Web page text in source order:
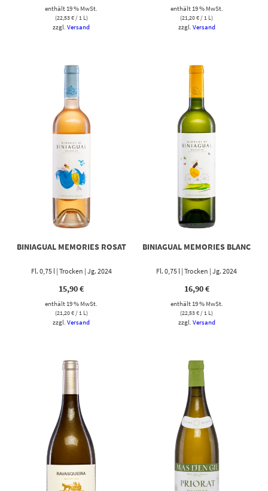
enthält 19 % MwSt.
(22,53€/ 1 L)
zzgl.Versand
enthält 19 % MwSt.
(21,20€/ 1 L)
zzgl. Versand
BINIAGUAL MEMORIES ROSAT
Fl. 0,75 l | Trocken | Jg. 2024
15,90€
enthält 19 % MwSt.
(21,20€/ 1 L)
zzgl.Versand
BINIAGUAL MEMORIES BLANC
Fl. 0,75 l | Trocken | Jg. 2024
16,90€
enthält 19 % MwSt.
(22,53€/ 1 L)
zzgl. Versand